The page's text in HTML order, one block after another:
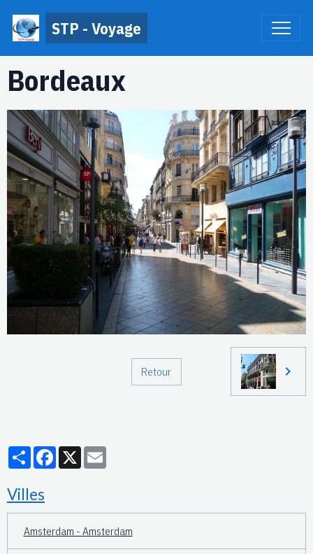
STP - Voyage
Bordeaux
Retour
PartagerFacebook
X
Villes
Amsterdam - Amsterdam